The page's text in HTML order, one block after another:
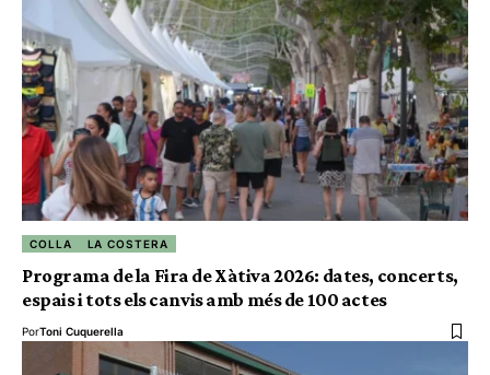
COLLA LA COSTERA
Programa de la Fira de Xàtiva 2026: dates, concerts,
espais i tots els canvis amb més de 100 actes
PorToni Cuquerella